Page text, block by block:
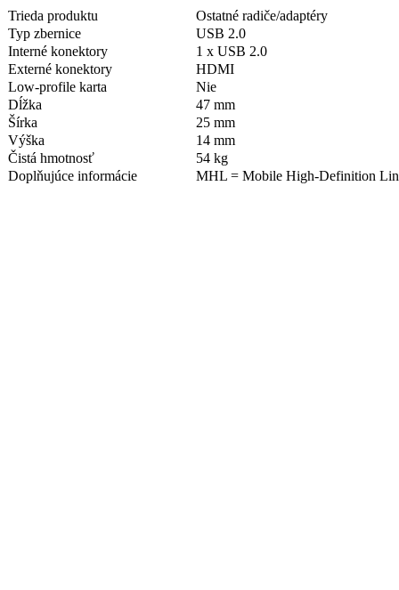
Trieda produktu
Ostatné radiče/adaptéry
Typ zbernice
USB 2.0
Interné konektory
1 x USB 2.0
Externé konektory
HDMI
Low-profile karta
Nie
Dĺžka
47 mm
Šírka
25 mm
Výška
14 mm
Čistá hmotnosť
54 kg
Doplňujúce informácie
MHL = Mobile High-Definition